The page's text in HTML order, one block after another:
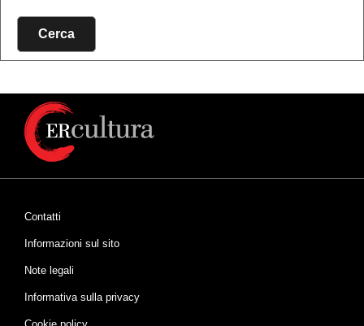
Cerca
Contatti
Informazioni sul sito
Note legali
Informativa sulla privacy